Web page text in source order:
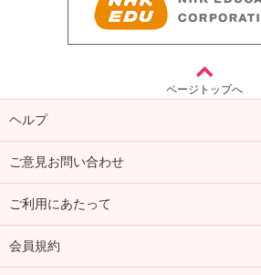
ページトップへ
ヘルプ
ご意見お問い合わせ
ご利用にあたって
会員規約